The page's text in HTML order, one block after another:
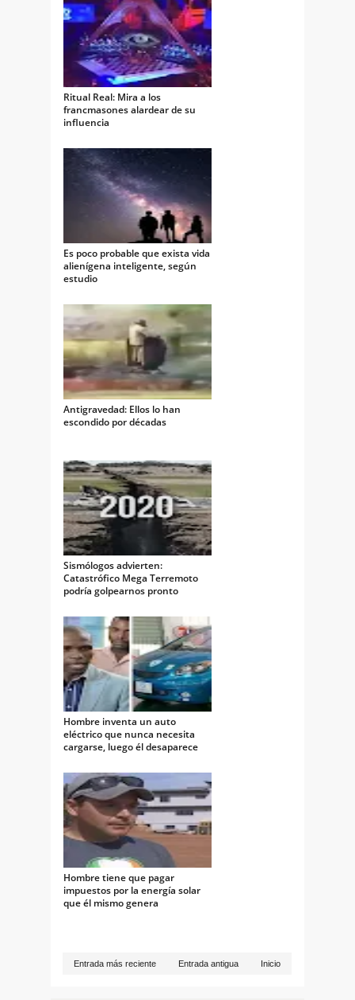
Ritual Real: Mira a los
francmasones alardear de su
influencia
Es poco probable que exista vida
alienígena inteligente, según
estudio
Antigravedad: Ellos lo han
escondido por décadas
Sismólogos advierten:
Catastrófico Mega Terremoto
podría golpearnos pronto
Hombre inventa un auto
eléctrico que nunca necesita
cargarse, luego él desaparece
Hombre tiene que pagar
impuestos por la energía solar
que él mismo genera
Entrada más reciente Entrada antigua Inicio